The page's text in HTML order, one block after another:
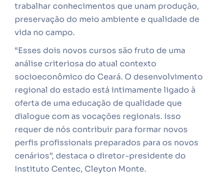
trabalhar conhecimentos que unam produção,
preservação do meio ambiente e qualidade de
vida no campo.
“Esses dois novos cursos são fruto de uma
análise criteriosa do atual contexto
socioeconômico do Ceará. O desenvolvimento
regional do estado está intimamente ligado à
oferta de uma educação de qualidade que
dialogue com as vocações regionais. Isso
requer de nós contribuir para formar novos
perfis profissionais preparados para os novos
cenários”, destaca o diretor-presidente do
Instituto Centec, Cleyton Monte.